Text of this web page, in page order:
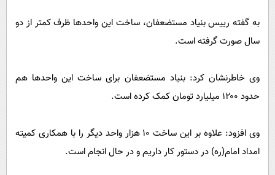
به گفته رییس بنیاد مستضعفان، ساخت این واحدها ظرف کمتر از دو
سال صورت گرفته است.
وی خاطرنشان کرد: بنیاد مستضعفان برای ساخت این واحدها هم
حدود ۱۲۰۰ میلیارد تومان کمک کرده است.
وی افزود: علاوه بر این ساخت ۱۰ هزار واحد دیگر را با همکاری کمیته
امداد امام(ره) در دستور کار داریم و در حال انجام است.